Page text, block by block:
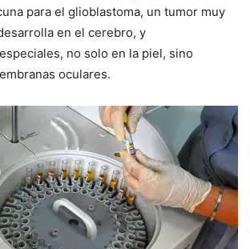
para el glioblastoma, un tumor muy
en el cerebro, y
no solo en la piel, sino
oculares.